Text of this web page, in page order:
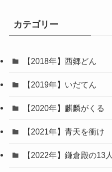
カテゴリー
【2018年】西郷どん
【2019年】いだてん
【2020年】麒麟がくる
【2021年】青天を衝け
【2022年】鎌倉殿の13人